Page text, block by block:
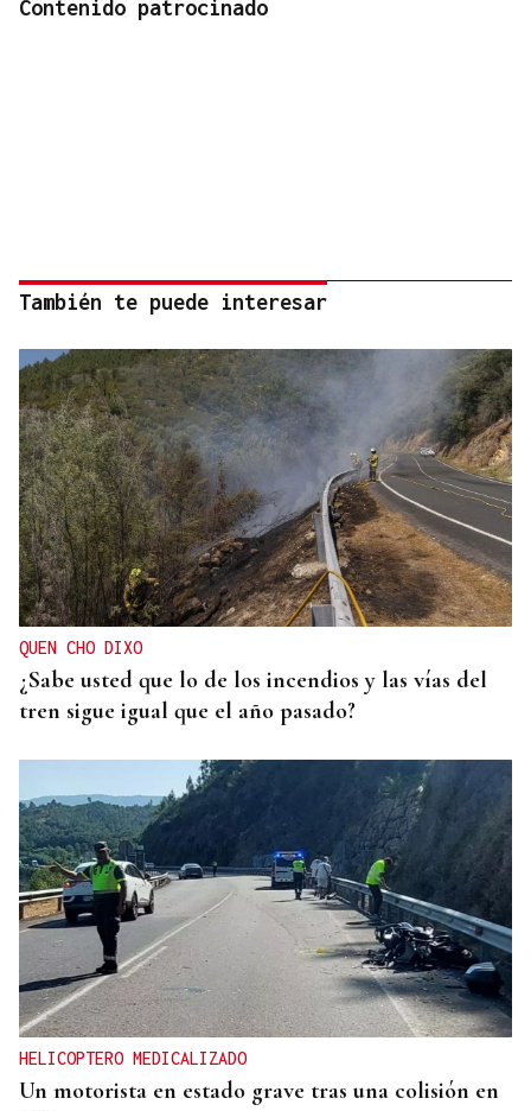
Contenido patrocinado
También te puede interesar
QUEN CHO DIXO
¿Sabe usted que lo de los incendios y las vías del
tren sigue igual que el año pasado?
HELICOPTERO MEDICALIZADO
Un motorista en estado grave tras una colisión en